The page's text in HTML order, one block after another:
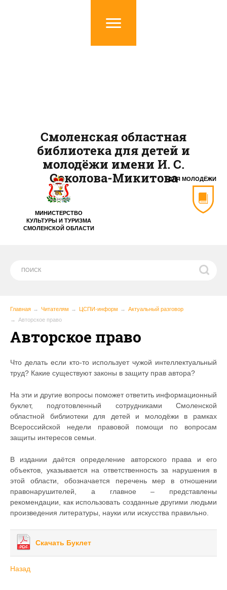
МИНИСТЕРСТВО
КУЛЬТУРЫ И ТУРИЗМА
СМОЛЕНСКОЙ ОБЛАСТИ
ДЛЯ МОЛОДЁЖИ
Смоленская областная
библиотека для детей и
молодёжи имени И. С.
Соколова-Микитова
Главная Читателям ЦСПИ-информ
Актуальный разговор
Авторское право
Авторское право
Что делать если кто-то использует чужой интеллектуальный
труд? Какие существуют законы в защиту прав автора?
На эти и другие вопросы поможет ответить информационный
буклет, подготовленный сотрудниками Смоленской
областной библиотеки для детей и молодёжи в рамках
Всероссийской недели правовой помощи по вопросам
защиты интересов семьи.
В издании даётся определение авторского права и его
объектов, указывается на ответственность за нарушения в
этой области, обозначается перечень мер в отношении
правонарушителей, а главное – представлены
рекомендации, как использовать созданные другими людьми
произведения литературы, науки или искусства правильно.
Скачать Буклет
Назад